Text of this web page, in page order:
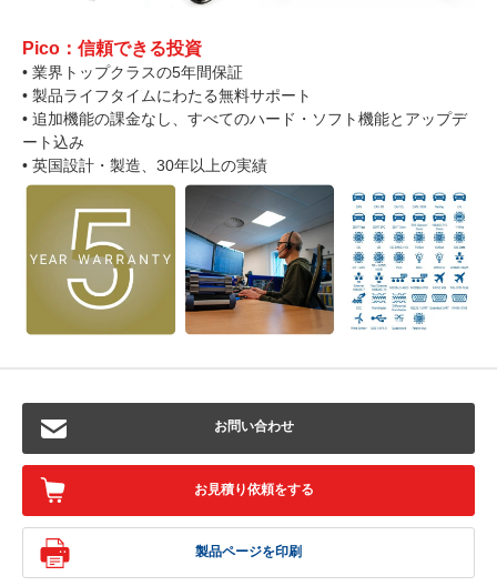
Pico：信頼できる投資
• 業界トップクラスの5年間保証
• 製品ライフタイムにわたる無料サポート
• 追加機能の課金なし、すべてのハード・ソフト機能とアップデ
ート込み
• 英国設計・製造、30年以上の実績
お問い合わせ
お見積り依頼をする
製品ページを印刷